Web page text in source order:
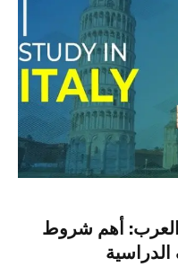
العرب: أهم شروط